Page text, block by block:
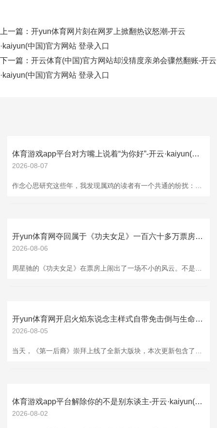
上一篇： 开yun体育网片刻在网罗上掀翻热议怒潮-开云
·kaiyun(中国)官方网站 登录入口
下一篇： 开云体育(中国)官方网站却没猜度亲弟会骤然翻账-开云
·kaiyun(中国)官方网站 登录入口
体育游戏app平台对方嘴上说着“为你好”-开云·kaiyun(中国)官方网站 登录入口
2026-08-07
开yun体育网夺回属于《功夫女足》一百六十多万票房的齐全记载-开云·kaiyun(中国)官方网站 登录入口
2026-08-06
开yun体育网开启火焰东说念主样式自带免击倒与生命回答-开云·kaiyun(中国)官方网站 登录入口
2026-08-05
体育游戏app平台解除你的不是别东谈主-开云·kaiyun(中国)官方网站 登录入口
2026-08-02